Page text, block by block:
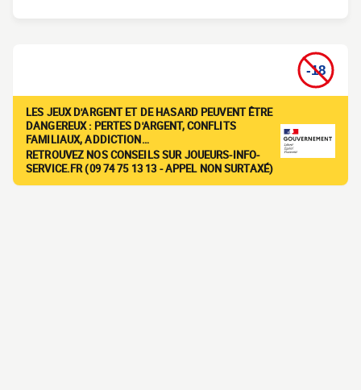
LES JEUX D'ARGENT ET DE HASARD PEUVENT ÊTRE
DANGEREUX : PERTES D'ARGENT, CONFLITS
FAMILIAUX, ADDICTION…
RETROUVEZ NOS CONSEILS SUR JOUEURS-INFO-
SERVICE.FR (09 74 75 13 13 - APPEL NON SURTAXÉ)